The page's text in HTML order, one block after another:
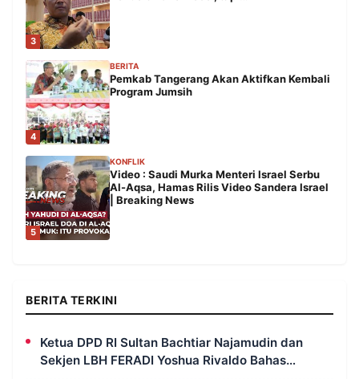
3
4
BERITA
Pemkab Tangerang Akan Aktifkan Kembali
Program Jumsih
5
KONFLIK
Video : Saudi Murka Menteri Israel Serbu
Al-Aqsa, Hamas Rilis Video Sandera Israel
| Breaking News
BERITA TERKINI
Ketua DPD RI Sultan Bachtiar Najamudin dan
Sekjen LBH FERADI Yoshua Rivaldo Bahas